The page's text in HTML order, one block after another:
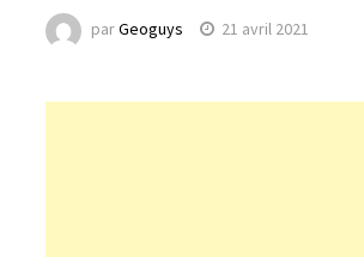
parGeoguys 21 avril 2021